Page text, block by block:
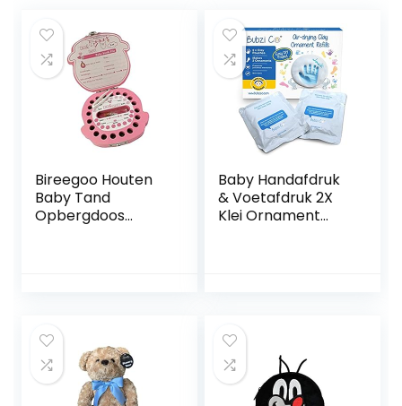
Bireegoo Houten
Baby Tand
Opbergdoos
Baby Handafdruk
& Voetafdruk 2X
Klei Ornament
e Herinnering voor
Babykamer –
Geweldig Cadeau
Baby Shower